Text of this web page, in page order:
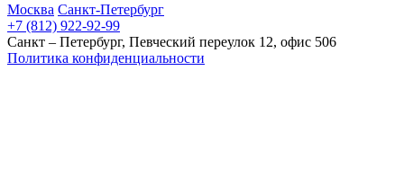
Москва Санкт-Петербург
+7 (812) 922-92-99
Санкт – Петербург, Певческий переулок 12, офис 506
Политика конфиденциальности